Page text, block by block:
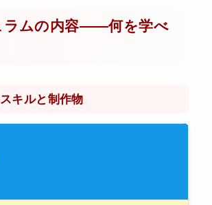
ラムの内容——何を学べ
キルと制作物